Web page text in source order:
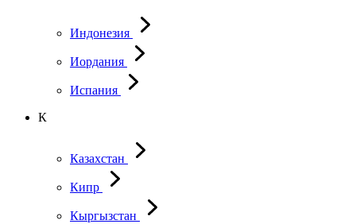
Индонезия
Иордания
Испания
К
Казахстан
Кипр
Кыргызстан